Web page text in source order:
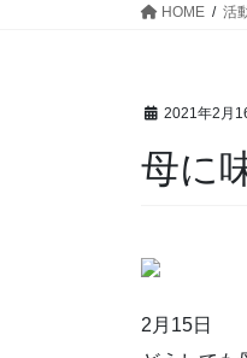
HOME 活
2021年2月
母に
2月15日